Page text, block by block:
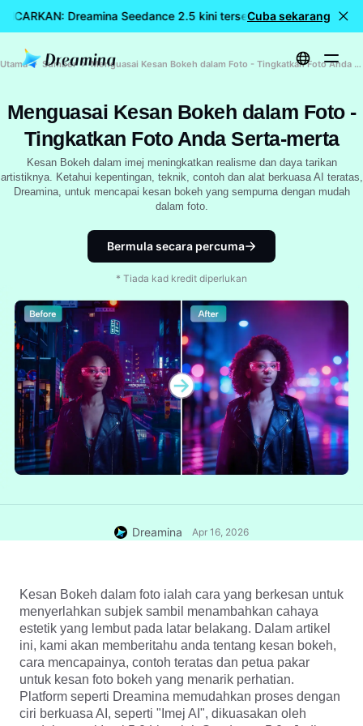
Dreamina Seedance 2.5 kini tersedia 🎉 Model
Cuba sekarang
Utama Sumber Menguasai Kesan Bokeh dalam Foto - Tingkatkan Foto Anda Serta-merta
Menguasai Kesan Bokeh dalam Foto -
Tingkatkan Foto Anda Serta-merta
Kesan Bokeh dalam imej meningkatkan realisme dan daya tarikan
artistiknya. Ketahui kepentingan, teknik, contoh dan alat berkuasa AI teratas,
Dreamina, untuk mencapai kesan bokeh yang sempurna dengan mudah
dalam foto.
Bermula secara percuma
* Tiada kad kredit diperlukan
Dreamina Apr 16, 2026
Kesan Bokeh dalam foto ialah cara yang berkesan untuk
menyerlahkan subjek sambil menambahkan cahaya
estetik yang lembut pada latar belakang. Dalam artikel
ini, kami akan memberitahu anda tentang kesan bokeh,
cara mencapainya, contoh teratas dan petua pakar
untuk kesan foto bokeh yang menarik perhatian.
Platform seperti Dreamina memudahkan proses dengan
ciri berkuasa AI, seperti "Imej AI", dikuasakan oleh